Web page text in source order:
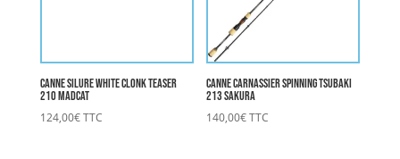
Canne Silure White Clonk Teaser
210 MADCAT
124,00€TTC
Canne Carnassier Spinning TSUBAKI
213 SAKURA
140,00€TTC